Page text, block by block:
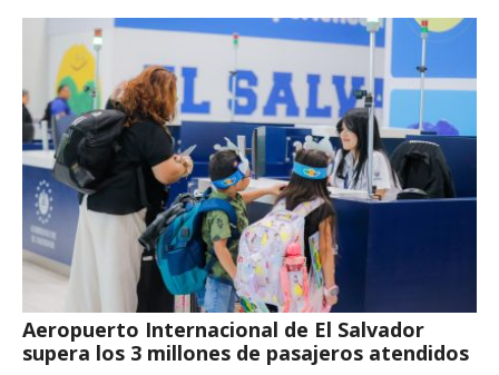
Aeropuerto Internacional de El Salvador
supera los 3 millones de pasajeros atendidos